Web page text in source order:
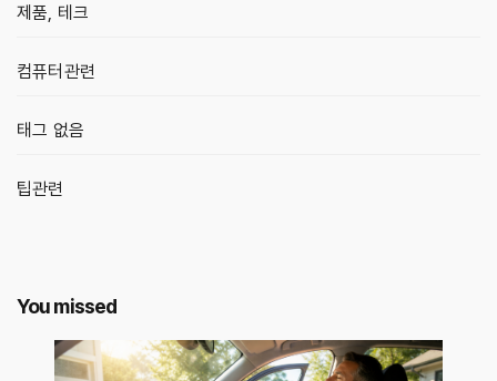
제품, 테크
컴퓨터관련
태그 없음
팁관련
You missed